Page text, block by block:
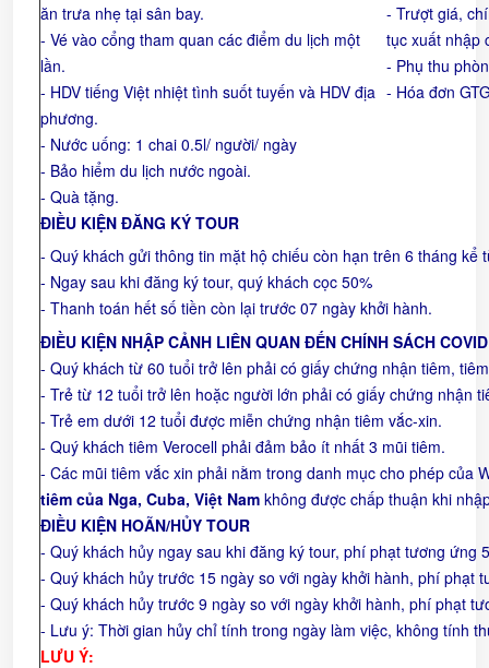
ăn trưa nhẹ tại sân bay.
- Vé vào cổng tham quan các điểm du lịch một
lần.
- HDV tiếng Việt nhiệt tình suốt tuyến và HDV địa
phương.
- Nước uống: 1 chai 0.5l/ người/ ngày
- Bảo hiểm du lịch nước ngoài.
- Quà tặng.
- Trượt giá,
tục xuất nhập
- Phụ thu
- Hóa đơn
ĐIỀU KIỆN ĐĂNG KÝ TOUR
- Quý khách gửi thông tin mặt hộ chiếu còn hạn trên 6 tháng kể
- Ngay sau khi đăng ký tour, quý khách cọc 50%
- Thanh toán hết số tiền còn lại trước 07 ngày khởi hành.
ĐIỀU KIỆN NHẬP CẢNH LIÊN QUAN ĐẾN CHÍNH SÁCH
- Quý khách từ 60 tuổi trở lên phải có giấy chứng nhận tiêm,
- Trẻ từ 12 tuổi trở lên hoặc người lớn phải có giấy chứng nhận
- Trẻ em dưới 12 tuổi được miễn chứng nhận tiêm vắc-xin.
- Quý khách tiêm Verocell phải đảm bảo ít nhất 3 mũi tiêm.
- Các mũi tiêm vắc xin phải nằm trong danh mục cho phép của
tiêm của Nga, Cuba, Việt Nam không được chấp thuận khi
ĐIỀU KIỆN HOÃN/HỦY TOUR
- Quý khách hủy ngay sau khi đăng ký tour, phí phạt tương ứng
- Quý khách hủy trước 15 ngày so với ngày khởi hành, phí phạt
- Quý khách hủy trước 9 ngày so với ngày khởi hành, phí phạt
- Lưu ý: Thời gian hủy chỉ tính trong ngày làm việc, không tính
LƯU Ý: